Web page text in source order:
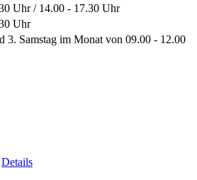
Uhr / 14.00 - 17.30 Uhr
Uhr
3. Samstag im Monat von 09.00 - 12.00
Details